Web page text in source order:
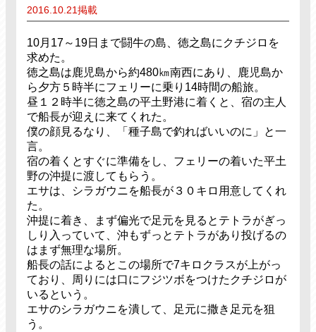
2016.10.21掲載
10月17～19日まで闘牛の島、徳之島にクチジロを
求めた。
徳之島は鹿児島から約480㎞南西にあり、鹿児島か
ら夕方５時半にフェリーに乗り14時間の船旅。
昼１２時半に徳之島の平土野港に着くと、宿の主人
で船長が迎えに来てくれた。
僕の顔見るなり、「種子島で釣ればいいのに」と一
言。
宿の着くとすぐに準備をし、フェリーの着いた平土
野の沖提に渡してもらう。
エサは、シラガウニを船長が３０キロ用意してくれ
た。
沖提に着き、まず偏光で足元を見るとテトラがぎっ
しり入っていて、沖もずっとテトラがあり投げるの
はまず無理な場所。
船長の話によるとこの場所で7キロクラスが上がっ
ており、周りには口にフジツボをつけたクチジロが
いるという。
エサのシラガウニを潰して、足元に撒き足元を狙
う。